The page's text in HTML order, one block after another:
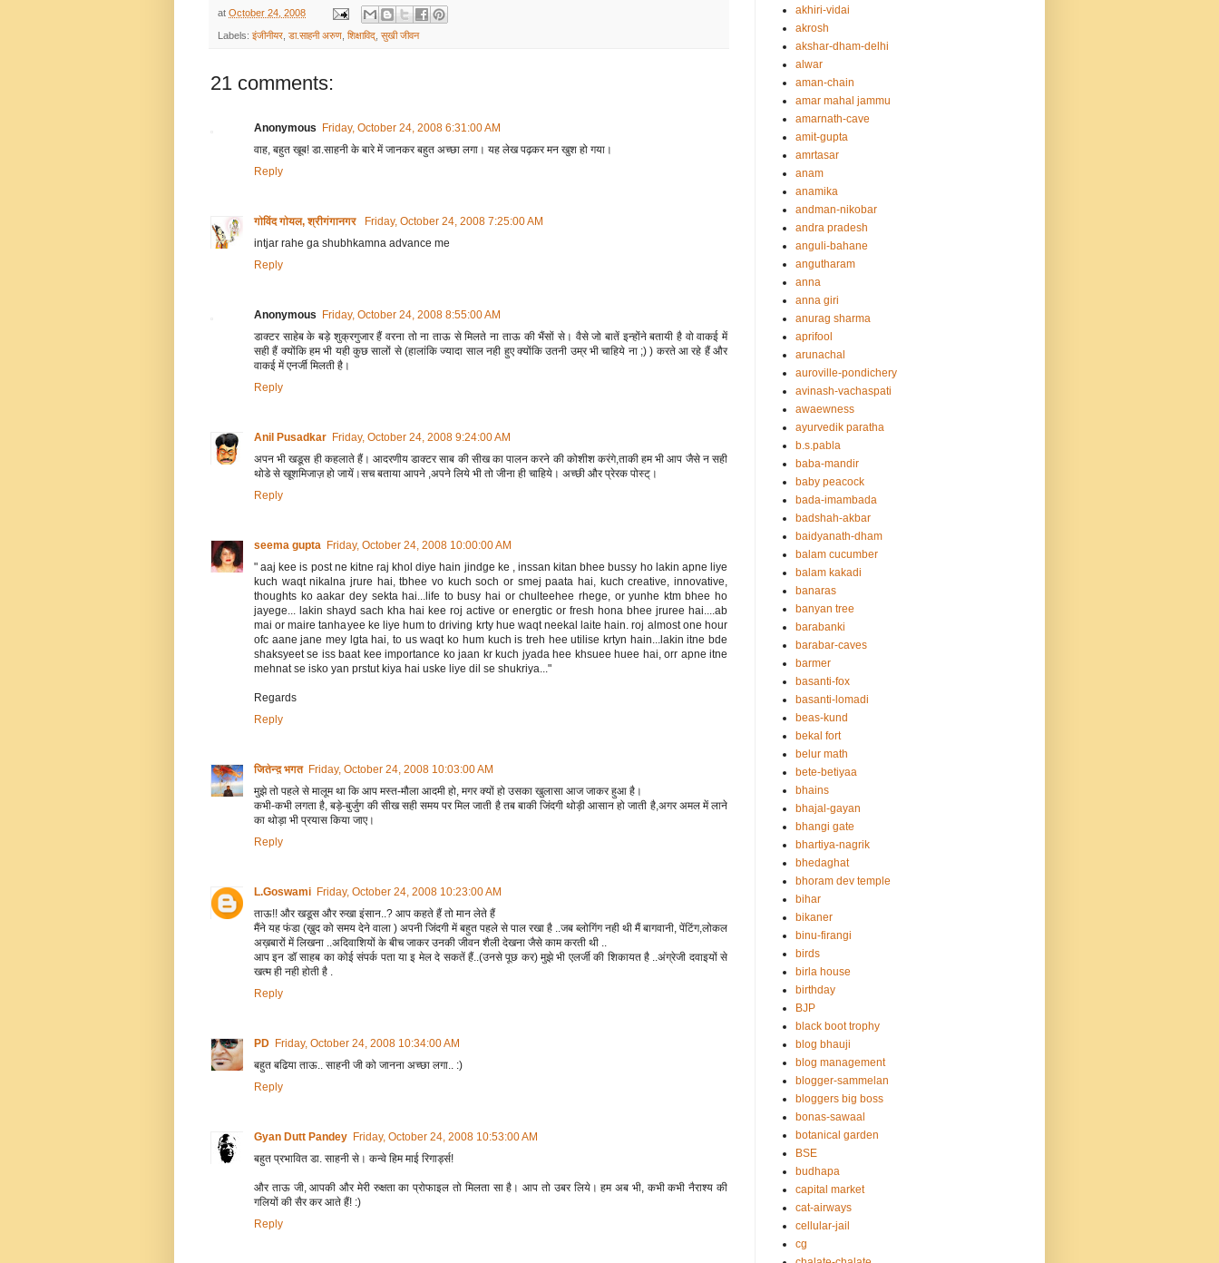
at October 24, 2008
Labels: इंजीनीयर डा.साहनी अरुण शिक्षाविद् सुखी जीवन
21 comments:
Anonymous Friday, October 24, 2008 6:31:00 AM
वाह, बहुत खूब! डा.साहनी के बारे में जानकर बहुत अच्छा लगा। यह लेख पढ़कर मन खुश हो गया।
Reply
गोविंद गोयल, श्रीगंगानगर
Friday, October 24, 2008 7:25:00 AM
intjar rahe ga shubhkamna advance me
Reply
Anonymous Friday, October 24, 2008 8:55:00 AM
डाक्टर साहेब के बड़े शुक्रगुजार हैं वरना तो ना ताऊ से मिलते ना ताऊ की भैंसों से। वैसे जो बातें इन्होंने बतायी है वो वाकई में
सही हैं क्योंकि हम भी यही कुछ सालों से (हालांकि ज्यादा साल नही हुए क्योंकि उतनी उम्र भी चाहिये ना ;) ) करते आ रहे हैं और
वाकई में एनर्जी मिलती है।
Reply
Anil Pusadkar Friday, October 24, 2008 9:24:00 AM
अपन भी खडूस ही कहलाते हैं। आदरणीय डाक्टर साब की सीख का पालन करने की कोशीश करंगे,ताकी हम भी आप जैसे न सही
थोडे से खूशमिजाज़ हो जायें।सच बताया आपने ,अपने लिये भी तो जीना ही चाहिये। अच्छी और प्रेरक पोस्ट्।
Reply
seema gupta Friday, October 24, 2008 10:00:00 AM
" aaj kee is post ne kitne raj khol diye hain jindge ke , inssan kitan bhee bussy ho lakin apne liye
kuch waqt nikalna jrure hai, tbhee vo kuch soch or smej paata hai, kuch creative, innovative,
thoughts ko aakar dey sekta hai...life to busy hai or chulteehee rhege, or yunhe ktm bhee ho
jayege... lakin shayd sach kha hai kee roj active or energtic or fresh hona bhee jruree hai....ab
mai or maire tanhayee ke liye hum to driving krty hue waqt neekal laite hain. roj almost one hour
ofc aane jane mey lgta hai, to us waqt ko hum kuch is treh hee utilise krtyn hain...lakin itne bde
shaksyeet se iss baat kee importance ko jaan kr kuch jyada hee khsuee huee hai, orr apne itne
mehnat se isko yan prstut kiya hai uske liye dil se shukriya..."
Regards
Reply
जितेन्द़ भगत Friday, October 24, 2008 10:03:00 AM
मुझे तो पहले से मालूम था कि‍ आप मस्‍त-मौला आदमी हो, मगर क्‍यों हो उसका खुलासा आज जाकर हुआ है।
कभी-कभी लगता है, बड़े-बुर्जुग की सीख सही समय पर मि‍ल जाती है तब बाकी जिंदगी थोड़ी आसान हो जाती है,अगर अमल में लाने
का थोड़ा भी प्रयास कि‍या जाए।
Reply
L.Goswami Friday, October 24, 2008 10:23:00 AM
ताऊ!! और खडूस और रुखा इंसान..? आप कहते हैं तो मान लेते हैं
मैंने यह फंडा (ख़ुद को समय देने वाला ) अपनी जिंदगी में बहुत पहले से पाल रखा है ..जब ब्लोगिंग नही थी मैं बागवानी, पेंटिंग,लोकल
अख़बारों में लिखना ..अदिवाशियों के बीच जाकर उनकी जीवन शैली देखना जैसे काम करती थी ..
आप इन डॉ साहब का कोई संपर्क पता या इ मेल दे सकतें हैं..(उनसे पूछ कर) मुझे भी एलर्जी की शिकायत है ..अंग्रेजी दवाइयों से
खत्म ही नही होती है .
Reply
PD Friday, October 24, 2008 10:34:00 AM
बहुत बढिया ताऊ.. साहनी जी को जानना अच्छा लगा.. :)
Reply
Gyan Dutt Pandey Friday, October 24, 2008 10:53:00 AM
बहुत प्रभावित डा. साहनी से। कन्वे हिम माई रिगार्ड्स!
और ताऊ जी, आपकी और मेरी रुक्षता का प्रोफाइल तो मिलता सा है। आप तो उबर लिये। हम अब भी, कभी कभी नैराश्य की
गलियों की सैर कर आते हैं! :)
Reply
akhiri-vidai
akrosh
akshar-dham-delhi
alwar
aman-chain
amar mahal jammu
amarnath-cave
amit-gupta
amrtasar
anam
anamika
andman-nikobar
andra pradesh
anguli-bahane
angutharam
anna
anna giri
anurag sharma
aprifool
arunachal
auroville-pondichery
avinash-vachaspati
awaewness
ayurvedik paratha
b.s.pabla
baba-mandir
baby peacock
bada-imambada
badshah-akbar
baidyanath-dham
balam cucumber
balam kakadi
banaras
banyan tree
barabanki
barabar-caves
barmer
basanti-fox
basanti-lomadi
beas-kund
bekal fort
belur math
bete-betiyaa
bhains
bhajal-gayan
bhangi gate
bhartiya-nagrik
bhedaghat
bhoram dev temple
bihar
bikaner
binu-firangi
birds
birla house
birthday
BJP
black boot trophy
blog bhauji
blog management
blogger-sammelan
bloggers big boss
bonas-sawaal
botanical garden
BSE
budhapa
capital market
cat-airways
cellular-jail
cg